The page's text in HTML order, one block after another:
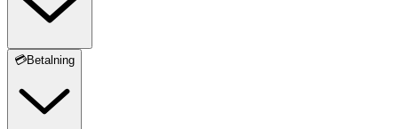
💳Betalning